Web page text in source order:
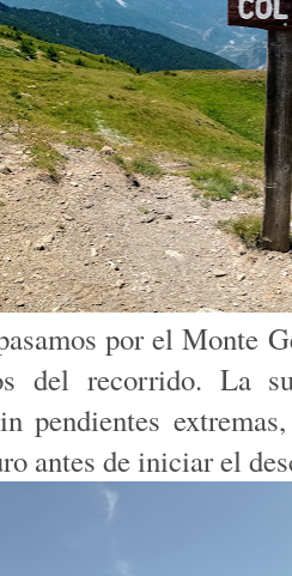
por el Monte
del recorrido. La
pendientes
antes de iniciar el